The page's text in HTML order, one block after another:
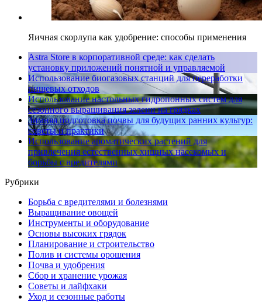
Яичная скорлупа как удобрение: способы применения
Astra Store в корпоративной среде: как сделать
установку приложений понятной и управляемой
Использование биогазовых станций для переработки
пищевых отходов
Использование настольных гидропонных систем для
сезонного выращивания зелени на грядках
Зимняя подготовка почвы для будущих ранних культур:
советы и практики
Использование ароматических растений для
привлечения естественных хищных насекомых и
борьбы с вредителями
Рубрики
Борьба с вредителями и болезнями
Выращивание овощей
Инструменты и оборудование
Основы высоких грядок
Планирование и строительство
Полив и системы орошения
Почва и удобрения
Сбор и хранение урожая
Советы и лайфхаки
Уход и сезонные работы